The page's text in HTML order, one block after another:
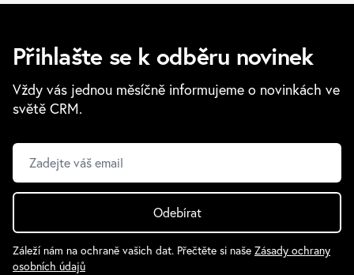
Přihlašte se k odběru novinek
Vždy vás jednou měsíčně informujeme o novinkách ve
světě CRM.
Odebírat
Záleží nám na ochraně vašich dat. Přečtěte si naše Zásady ochrany
osobních údajů